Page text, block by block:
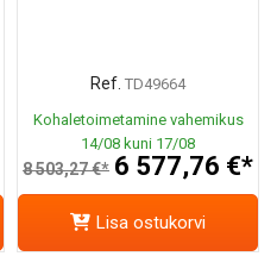
Ref. TD49664
Kohaletoimetamine vahemikus
14/08 kuni 17/08
8 503,27 €* 6 577,76 €*
Lisa ostukorvi